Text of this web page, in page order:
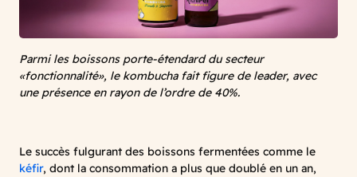
Parmi les boissons porte-étendard du secteur
«fonctionnalité», le kombucha fait figure de leader, avec
une présence en rayon de l’ordre de 40%.
Le succès fulgurant des boissons fermentées comme le
kéfir, dont la consommation a plus que doublé en un an,